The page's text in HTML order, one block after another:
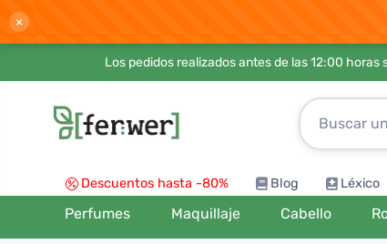
×
Los pedidos realizados antes de las 12:00 horas
Descuentos hasta -80% Blog Léxico
Perfumes Maquillaje Cabello